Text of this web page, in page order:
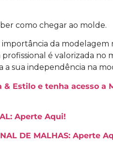
como chegar ao molde.
da modelagem
é valorizada no
a sua independência na
Estilo e tenha acesso a
Aperte Aqui!
DE MALHAS: Aperte